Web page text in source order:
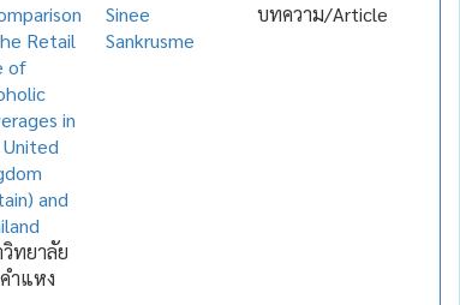
Retail
of
in
and
ทยาลัย
ำแหง
Sinee
Sankrusme
บทความ/Article